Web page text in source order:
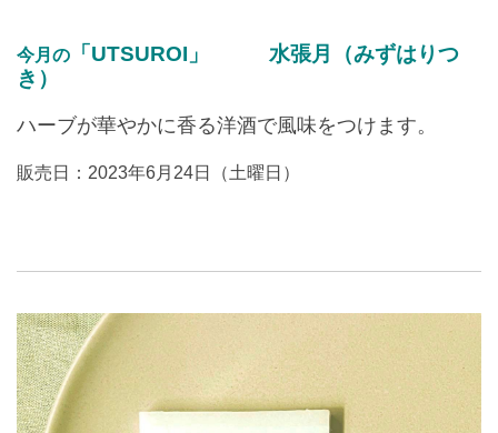
今月の 「UTSUROI」
水張月（みずはりつ
き）
ハーブが華やかに香る洋酒で風味をつけます。
販売日：2023年6月24日（土曜日）